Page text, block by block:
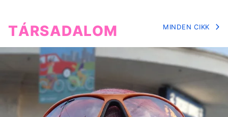
TÁRSADALOM MINDEN CIKK